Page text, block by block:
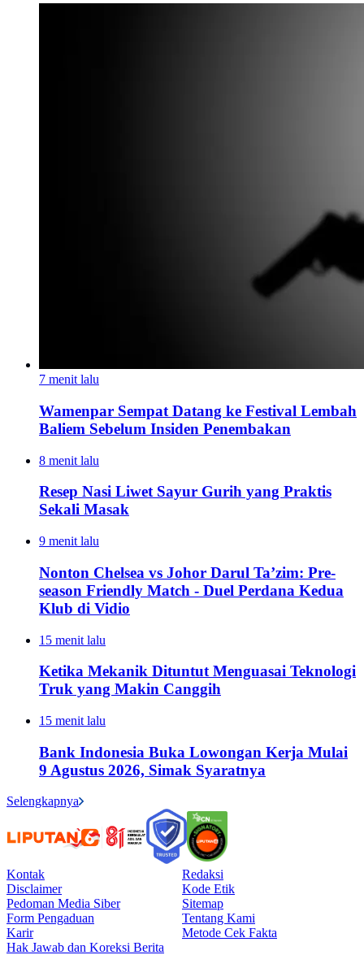
7 menit lalu
Wamenpar Sempat Datang ke Festival Lembah
Baliem Sebelum Insiden Penembakan
8 menit lalu
Resep Nasi Liwet Sayur Gurih yang Praktis
Sekali Masak
9 menit lalu
Nonton Chelsea vs Johor Darul Ta’zim: Pre-
season Friendly Match - Duel Perdana Kedua
Klub di Vidio
15 menit lalu
Ketika Mekanik Dituntut Menguasai Teknologi
Truk yang Makin Canggih
15 menit lalu
Bank Indonesia Buka Lowongan Kerja Mulai
9 Agustus 2026, Simak Syaratnya
Selengkapnya
Kontak
Redaksi
Disclaimer
Kode Etik
Pedoman Media Siber
Sitemap
Form Pengaduan
Tentang Kami
Karir
Metode Cek Fakta
Hak Jawab dan Koreksi Berita